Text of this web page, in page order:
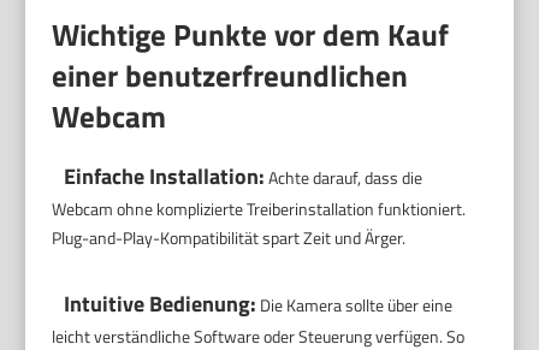
Wichtige Punkte vor dem Kauf
einer benutzerfreundlichen
Webcam
Einfache Installation:Achte darauf, dass die
Webcam ohne komplizierte Treiberinstallation funktioniert.
Plug-and-Play-Kompatibilität spart Zeit und Ärger.
Intuitive Bedienung: Die Kamera sollte über eine
leicht verständliche Software oder Steuerung verfügen. So